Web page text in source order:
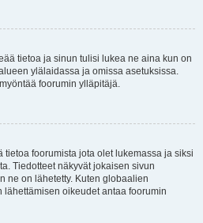
tietoa ja sinun tulisi lukea ne aina kun on
ylälaidassa ja omissa asetuksissa.
foorumin ylläpitäjä.
tietoa foorumista jota olet lukemassa ja siksi
Tiedotteet näkyvät jokaisen sivun
ne on lähetetty. Kuten globaalien
oikeudet antaa foorumin